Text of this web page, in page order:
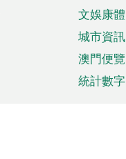
文娛康體
城市資訊
澳門便覽
統計數字